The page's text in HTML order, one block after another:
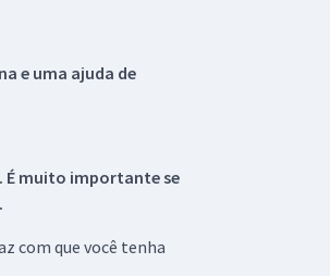
e uma ajuda de
É muito importante se
com que você tenha